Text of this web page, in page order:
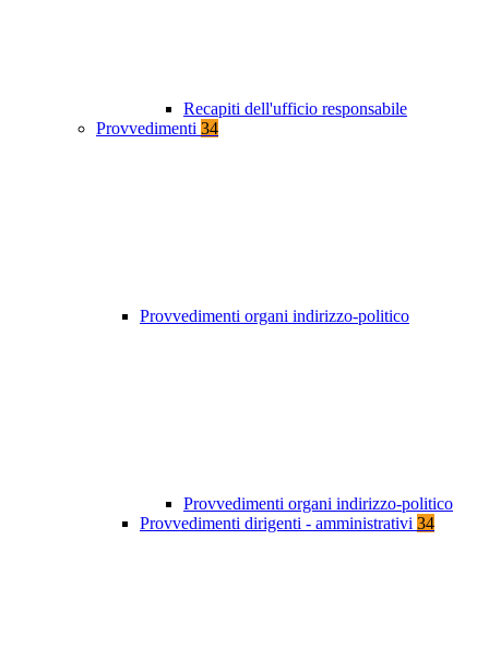
Recapiti dell'ufficio responsabile
Provvedimenti 34
Provvedimenti organi indirizzo-politico
Provvedimenti organi indirizzo-politico
Provvedimenti dirigenti - amministrativi 34